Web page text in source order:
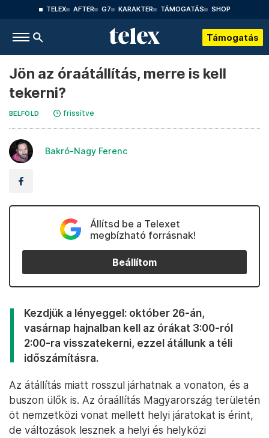
TELEX AFTER G7 KARAKTER TÁMOGATÁS SHOP
Támogatás
Jön az óraátállítás, merre is kell
tekerni?
BELFÖLD frissítve
Bakró-Nagy Ferenc
Állítsd be a Telexet
megbízható forrásnak!
Beállítom
Kezdjük a lényeggel: október 26-án,
vasárnap hajnalban kell az órákat 3:00-ról
2:00-ra visszatekerni, ezzel átállunk a téli
időszámításra.
Az átállítás miatt rosszul járhatnak a vonaton, és a
buszon ülők is. Az óraállítás Magyarország területén
öt nemzetközi vonat mellett helyi járatokat is érint,
de változások lesznek a helyi és helyközi